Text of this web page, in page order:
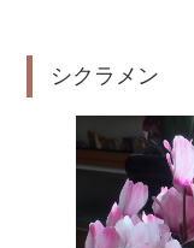
シクラメン